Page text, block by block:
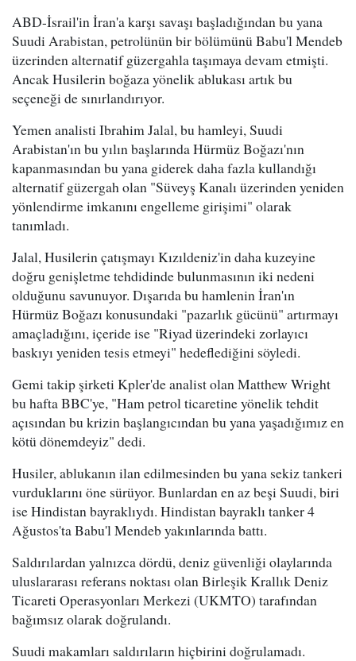
ABD-İsrail'in İran'a karşı savaşı başladığından bu yana
Suudi Arabistan, petrolünün bir bölümünü Babu'l Mendeb
üzerinden alternatif güzergahla taşımaya devam etmişti.
Ancak Husilerin boğaza yönelik ablukası artık bu
seçeneği de sınırlandırıyor.
Yemen analisti Ibrahim Jalal, bu hamleyi, Suudi
Arabistan'ın bu yılın başlarında Hürmüz Boğazı'nın
kapanmasından bu yana giderek daha fazla kullandığı
alternatif güzergah olan "Süveyş Kanalı üzerinden yeniden
yönlendirme imkanını engelleme girişimi" olarak
tanımladı.
Jalal, Husilerin çatışmayı Kızıldeniz'in daha kuzeyine
doğru genişletme tehdidinde bulunmasının iki nedeni
olduğunu savunuyor. Dışarıda bu hamlenin İran'ın
Hürmüz Boğazı konusundaki "pazarlık gücünü" artırmayı
amaçladığını, içeride ise "Riyad üzerindeki zorlayıcı
baskıyı yeniden tesis etmeyi" hedeflediğini söyledi.
Gemi takip şirketi Kpler'de analist olan Matthew Wright
bu hafta BBC'ye, "Ham petrol ticaretine yönelik tehdit
açısından bu krizin başlangıcından bu yana yaşadığımız en
kötü dönemdeyiz" dedi.
Husiler, ablukanın ilan edilmesinden bu yana sekiz tankeri
vurduklarını öne sürüyor. Bunlardan en az beşi Suudi, biri
ise Hindistan bayraklıydı. Hindistan bayraklı tanker 4
Ağustos'ta Babu'l Mendeb yakınlarında battı.
Saldırılardan yalnızca dördü, deniz güvenliği olaylarında
uluslararası referans noktası olan Birleşik Krallık Deniz
Ticareti Operasyonları Merkezi (UKMTO) tarafından
bağımsız olarak doğrulandı.
Suudi makamları saldırıların hiçbirini doğrulamadı.